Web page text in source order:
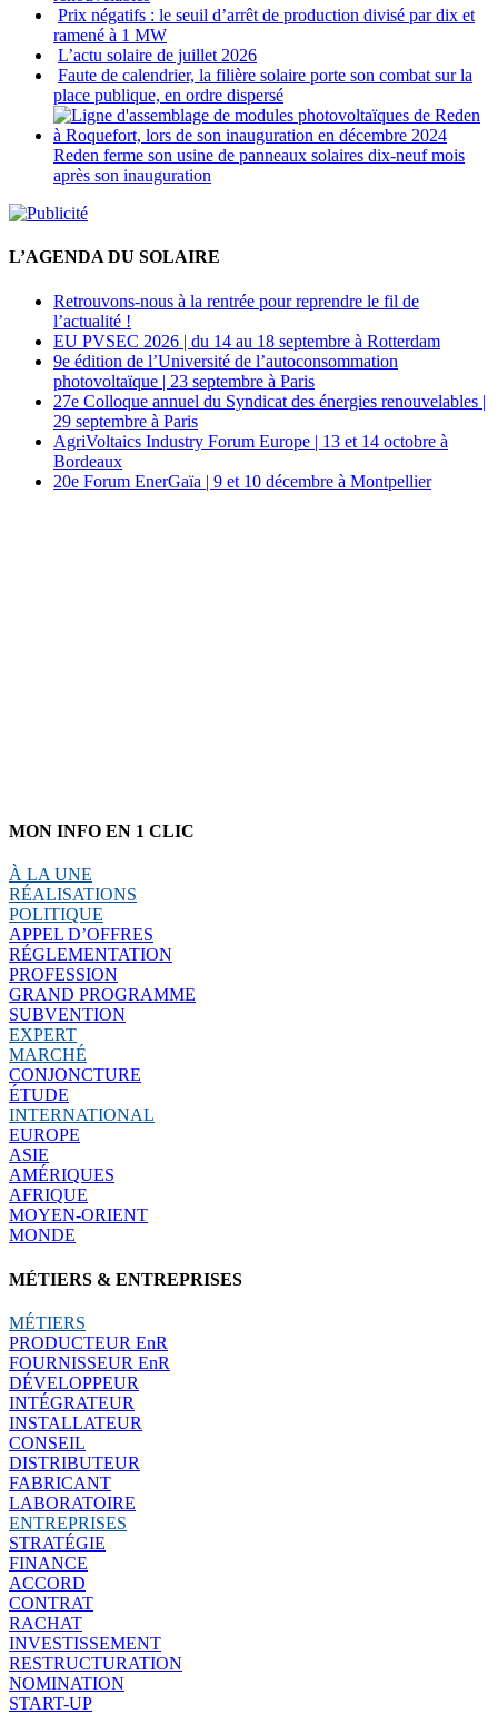
Prix négatifs : le seuil d’arrêt de production divisé par dix et
ramené à 1 MW
L’actu solaire de juillet 2026
Faute de calendrier, la filière solaire porte son combat sur la
place publique, en ordre dispersé
Reden ferme son usine de panneaux solaires dix-neuf mois
après son inauguration
L’AGENDA DU SOLAIRE
Retrouvons-nous à la rentrée pour reprendre le fil de
l’actualité !
EU PVSEC 2026 | du 14 au 18 septembre à Rotterdam
9e édition de l’Université de l’autoconsommation
photovoltaïque | 23 septembre à Paris
27e Colloque annuel du Syndicat des énergies renouvelables |
29 septembre à Paris
AgriVoltaics Industry Forum Europe | 13 et 14 octobre à
Bordeaux
20e Forum EnerGaïa | 9 et 10 décembre à Montpellier
MON INFO EN 1 CLIC
À LA UNE
RÉALISATIONS
POLITIQUE
APPEL D’OFFRES
RÉGLEMENTATION
PROFESSION
GRAND PROGRAMME
SUBVENTION
EXPERT
MARCHÉ
CONJONCTURE
ÉTUDE
INTERNATIONAL
EUROPE
ASIE
AMÉRIQUES
AFRIQUE
MOYEN-ORIENT
MONDE
MÉTIERS & ENTREPRISES
MÉTIERS
PRODUCTEUR EnR
FOURNISSEUR EnR
DÉVELOPPEUR
INTÉGRATEUR
INSTALLATEUR
CONSEIL
DISTRIBUTEUR
FABRICANT
LABORATOIRE
ENTREPRISES
STRATÉGIE
FINANCE
ACCORD
CONTRAT
RACHAT
INVESTISSEMENT
RESTRUCTURATION
NOMINATION
START-UP